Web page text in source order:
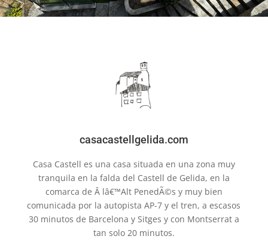
casacastellgelida.com
Casa Castell es una casa situada en una zona muy
tranquila en la falda del Castell de Gelida, en la
comarca de Â lâ€™Alt PenedÃ©s y muy bien
comunicada por la autopista AP-7 y el tren, a escasos
30 minutos de Barcelona y Sitges y con Montserrat a
tan solo 20 minutos.